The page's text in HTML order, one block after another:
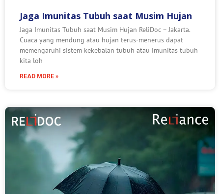
Jaga Imunitas Tubuh saat Musim Hujan
Jaga Imunitas Tubuh saat Musim Hujan ReliDoc – Jakarta.
Cuaca yang mendung atau hujan terus-menerus dapat
memengaruhi sistem kekebalan tubuh atau imunitas tubuh
kita loh
READ MORE »